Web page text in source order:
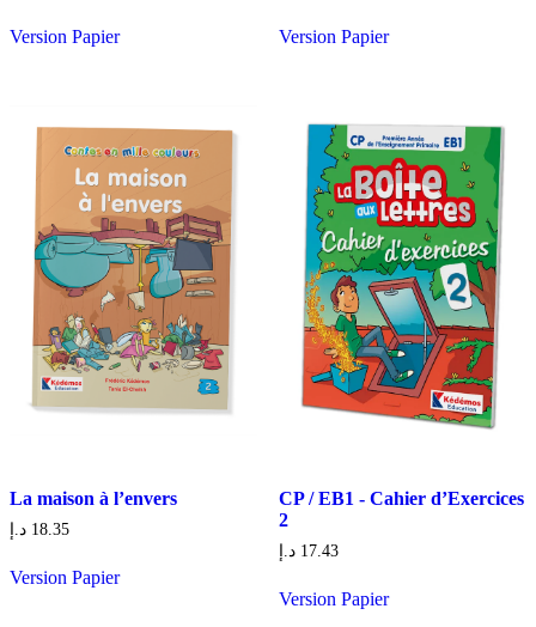
Version Papier Version Papier
La maison à l’envers
18.35 د.إ
Version Papier
CP / EB1 - Cahier d’Exercices
2
17.43 د.إ
Version Papier